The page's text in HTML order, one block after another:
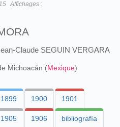
Affichages :
Claude SEGUIN VERGARA
Michoacán (Mexique)
1899 1900 1901
1905 1906 bibliografía